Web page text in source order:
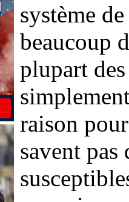
système
beaucoup
plupart
raison
savent